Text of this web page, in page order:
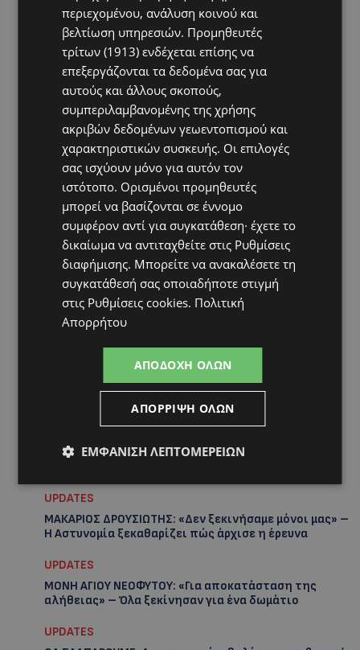
VIBE NEWS
Η Arla Protein συνεχίζει να καινοτομεί με το Arla
UPDATES
ΜΑΚΑΡΙΟΣ ΔΡΟΥΣΙΩΤΗΣ: «Δεν ξεκινήσαμε μόνοι μας» –
Η Αστυνομία ξεκαθαρίζει πώς άρχισε η έρευνα
UPDATES
ΜΟΝΗ ΑΓΙΟΥ ΝΕΟΦΥΤΟΥ: «Για αποκατάσταση της
αλήθειας» – Όλα ξεκίνησαν για ένα δωμάτιο
UPDATES
περιεχομένου, ανάλυση κοινού και
βελτίωση υπηρεσιών. Προμηθευτές
τρίτων (1913) ενδέχεται επίσης να
επεξεργάζονται τα δεδομένα σας για
αυτούς και άλλους σκοπούς,
συμπεριλαμβανομένης της χρήσης
ακριβών δεδομένων γεωεντοπισμού και
χαρακτηριστικών συσκευής. Οι επιλογές
σας ισχύουν μόνο για αυτόν τον
ιστότοπο. Ορισμένοι προμηθευτές
μπορεί να βασίζονται σε έννομο
συμφέρον αντί για συγκατάθεση· έχετε το
δικαίωμα να αντιταχθείτε στις Ρυθμίσεις
διαφήμισης. Μπορείτε να ανακαλέσετε τη
συγκατάθεσή σας οποιαδήποτε στιγμή
στις Ρυθμίσεις cookies. Πολιτική
Απορρήτου
ΑΠΟΔΟΧΉ ΌΛΩΝ
ΑΠΌΡΡΙΨΗ ΌΛΩΝ
ΕΜΦΆΝΙΣΗ ΛΕΠΤΟΜΕΡΕΙΏΝ